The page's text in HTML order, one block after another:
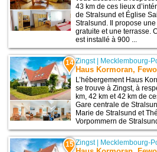
43 km de ces lieux
de Stralsund et Église
Stralsund. Il propose
gratuite et une terrasse.
est installé à 900 ...
14 Zingst| Mecklembourg-
Haus Kormoran,
L’hébergement Haus
se trouve à Zingst, à
km, 42 km et 42 km de
Gare centrale de
Marie de Stralsund et
Vorpommern de
15 Zingst| Mecklembourg-